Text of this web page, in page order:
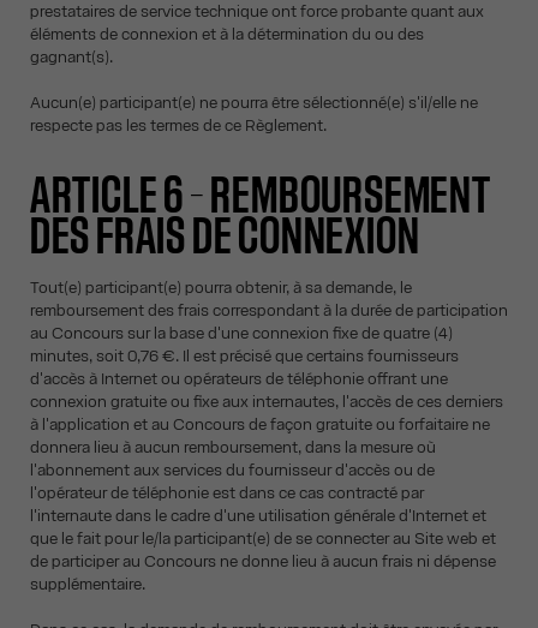
prestataires de service technique ont force probante quant aux
éléments de connexion et à la détermination du ou des
gagnant(s).
Aucun(e) participant(e) ne pourra être sélectionné(e) s'il/elle ne
respecte pas les termes de ce Règlement.
ARTICLE 6 – REMBOURSEMENT
DES FRAIS DE CONNEXION
Tout(e) participant(e) pourra obtenir, à sa demande, le
remboursement des frais correspondant à la durée de participation
au Concours sur la base d'une connexion fixe de quatre (4)
minutes, soit 0,76 €. Il est précisé que certains fournisseurs
d'accès à Internet ou opérateurs de téléphonie offrant une
connexion gratuite ou fixe aux internautes, l'accès de ces derniers
à l'application et au Concours de façon gratuite ou forfaitaire ne
donnera lieu à aucun remboursement, dans la mesure où
l'abonnement aux services du fournisseur d'accès ou de
l'opérateur de téléphonie est dans ce cas contracté par
l'internaute dans le cadre d'une utilisation générale d'Internet et
que le fait pour le/la participant(e) de se connecter au Site web et
de participer au Concours ne donne lieu à aucun frais ni dépense
supplémentaire.